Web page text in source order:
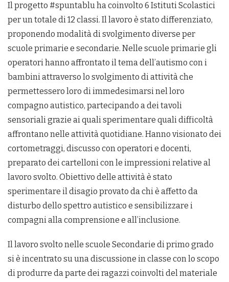
Il progetto #spuntablu ha coinvolto 6 Istituti Scolastici
per un totale di 12 classi. Il lavoro è stato differenziato,
proponendo modalità di svolgimento diverse per
scuole primarie e secondarie. Nelle scuole primarie gli
operatori hanno affrontato il tema dell’autismo con i
bambini attraverso lo svolgimento di attività che
permettessero loro di immedesimarsi nel loro
compagno autistico, partecipando a dei tavoli
sensoriali grazie ai quali sperimentare quali difficoltà
affrontano nelle attività quotidiane. Hanno visionato dei
cortometraggi, discusso con operatori e docenti,
preparato dei cartelloni con le impressioni relative al
lavoro svolto. Obiettivo delle attività è stato
sperimentare il disagio provato da chi è affetto da
disturbo dello spettro autistico e sensibilizzare i
compagni alla comprensione e all’inclusione.
Il lavoro svolto nelle scuole Secondarie di primo grado
si è incentrato su una discussione in classe con lo scopo
di produrre da parte dei ragazzi coinvolti del materiale